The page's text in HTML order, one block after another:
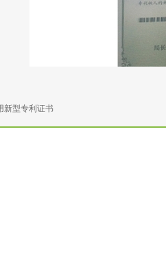
新型专利证书